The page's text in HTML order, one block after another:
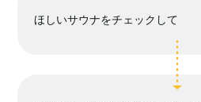
ほしいサウナをチェックして